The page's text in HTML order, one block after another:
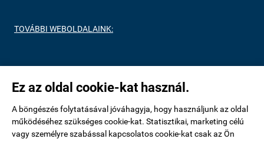
Ez az oldal cookie-kat használ.
A böngészés folytatásával jóváhagyja, hogy használjunk az oldal
működéséhez szükséges cookie-kat. Statisztikai, marketing célú
vagy személyre szabással kapcsolatos cookie-kat csak az Ön
TOVÁBBI WEBOLDALAINK:
https://metrocsempeshop.hu/
https://mozaikcsempek.hu/